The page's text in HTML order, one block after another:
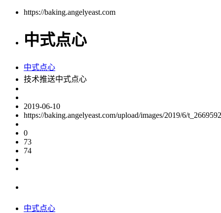
https://baking.angelyeast.com
中式点心
中式点心
技术推送中式点心
2019-06-10
https://baking.angelyeast.com/upload/images/2019/6/
0
73
74
中式点心